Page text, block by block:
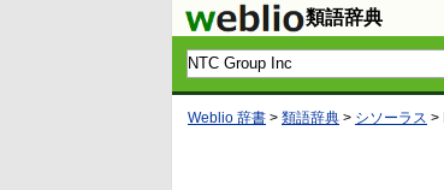
類語辞典
Weblio 辞書 > 類語辞典 > シソーラス >